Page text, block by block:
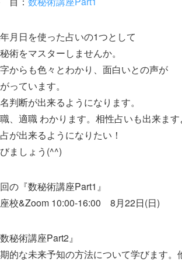
月日を使った占いの1つとして
術をマスターしませんか。
からも色々とわかり、面白いとの声が
っています。
判断が出来るようになります。
、適職 わかります。相性占いも出来ます
が出来るようになりたい！
ましょう(^^)
の『数秘術講座Part1』
校&Zoom 10:00-16:00 8月22日(日)
数秘術講座Part2』
的な未来予知の方法について学びます